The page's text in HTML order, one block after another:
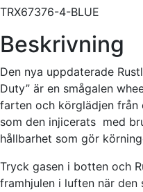
TRX67376-4-BLUE
Beskrivning
Den nya uppdaterade
Duty” är en smågalen
farten och körglädjen från
som den injicerats med
hållbarhet som gör
Tryck gasen i botten och
framhjulen i luften när den